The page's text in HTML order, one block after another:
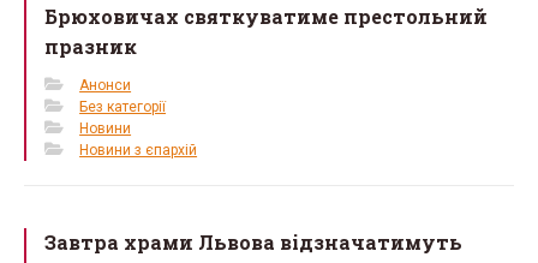
Брюховичах святкуватиме престольний
празник
Анонси
Без категорії
Новини
Новини з єпархій
Завтра храми Львова відзначатимуть